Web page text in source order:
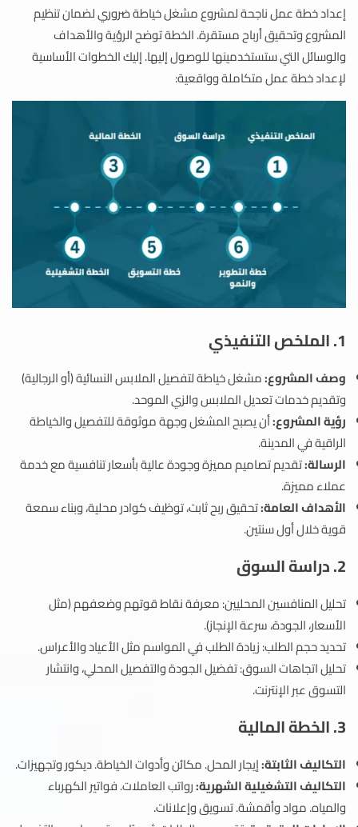
إعداد خطة عمل ناجحة لمشروع مشغل خياطة ضروري لضمان تنظيم
المشروع وتحقيق أرباح مستقرة. الخطة توضح الرؤية والأهداف
والوسائل التي ستستخدمينها للوصول إليها. إليك الخطوات الأساسية
لإعداد خطة عمل متكاملة وواقعية:
1. الملخص التنفيذي
وصف المشروع:مشغل خياطة لتفصيل الملابس النسائية (أو الرجالية)
وتقديم خدمات تعديل الملابس والزي الموحد.
رؤية المشروع:أن يصبح المشغل وجهة موثوقة للتفصيل والخياطة
الراقية في المدينة.
الرسالة:تقديم تصاميم مميزة وجودة عالية بأسعار تنافسية مع خدمة
عملاء مميزة.
الأهداف العامة:تحقيق ربح ثابت، توظيف كوادر محلية، وبناء سمعة
قوية خلال أول سنتين.
2. دراسة السوق
تحليل المنافسين المحليين: معرفة نقاط قوتهم وضعفهم (مثل
الأسعار، الجودة، سرعة الإنجاز).
تحديد حجم الطلب: زيادة الطلب في المواسم مثل الأعياد والأعراس.
تحليل اتجاهات السوق: تفضيل الجودة والتفصيل المحلي، وانتشار
التسوق عبر الإنترنت.
3. الخطة المالية
التكاليف الثابتة:إيجار المحل. مكائن وأدوات الخياطة. ديكور وتجهيزات.
التكاليف التشغيلية الشهرية:رواتب العاملات. فواتير الكهرباء
والمياه. مواد وأقمشة. تسويق وإعلانات.